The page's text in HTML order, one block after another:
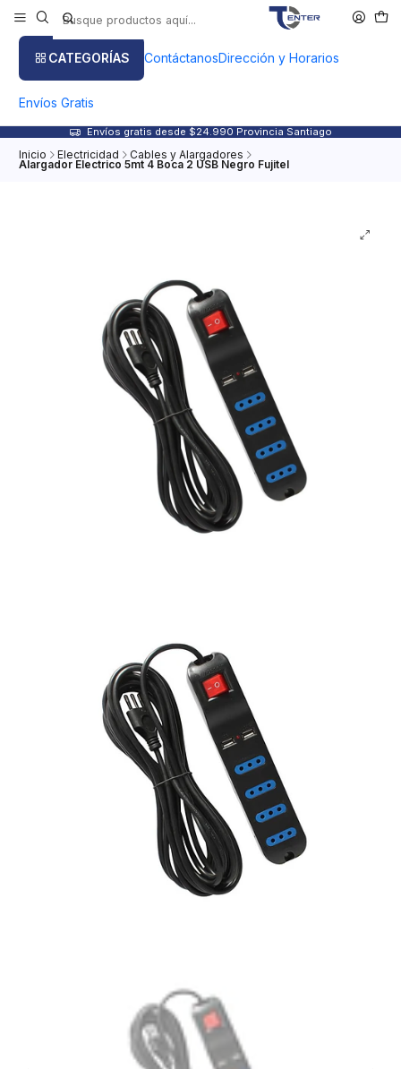
CATEGORÍAS ContáctanosDirección y Horarios
Envíos Gratis
Envíos gratis desde $24.990 Provincia Santiago
Inicio Electricidad Cables y Alargadores
Alargador Electrico 5mt 4 Boca 2 USB Negro Fujitel